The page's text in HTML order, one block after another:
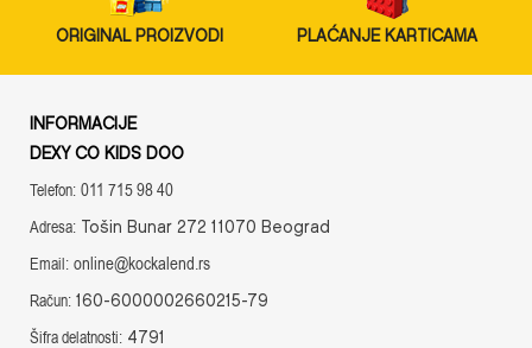
ORIGINAL PROIZVODI PLAĆANJE KARTICAMA
INFORMACIJE
DEXY CO KIDS DOO
Telefon: 011 715 98 40
Adresa: Tošin Bunar 272 11070 Beograd
Email: online@kockalend.rs
Račun: 160-6000002660215-79
Šifra delatnosti: 4791